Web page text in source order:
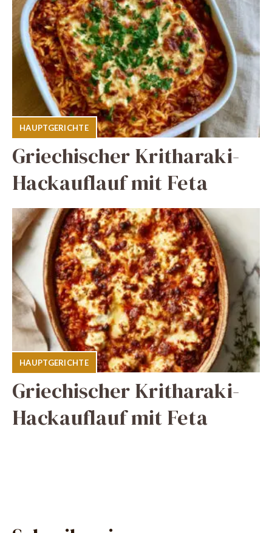
HAUPTGERICHTE
Griechischer Kritharaki-
Hackauflauf mit Feta
HAUPTGERICHTE
Griechischer Kritharaki-
Hackauflauf mit Feta